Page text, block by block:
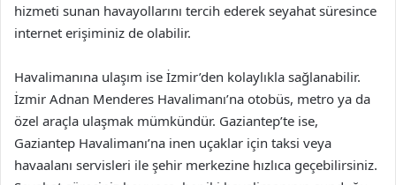
hizmeti sunan havayollarını tercih ederek seyahat süresince
internet erişiminiz de olabilir.
Havalimanına ulaşım ise İzmir’den kolaylıkla sağlanabilir.
İzmir Adnan Menderes Havalimanı’na otobüs, metro ya da
özel araçla ulaşmak mümkündür. Gaziantep’te ise,
Gaziantep Havalimanı’na inen uçaklar için taksi veya
havaalanı servisleri ile şehir merkezine hızlıca geçebilirsiniz.